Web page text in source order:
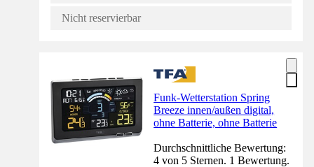
Nicht reservierbar
Funk-Wetterstation Spring
Breeze innen/außen digital,
ohne Batterie, ohne Batterie
Durchschnittliche Bewertung:
4 von 5 Sternen. 1 Bewertung.